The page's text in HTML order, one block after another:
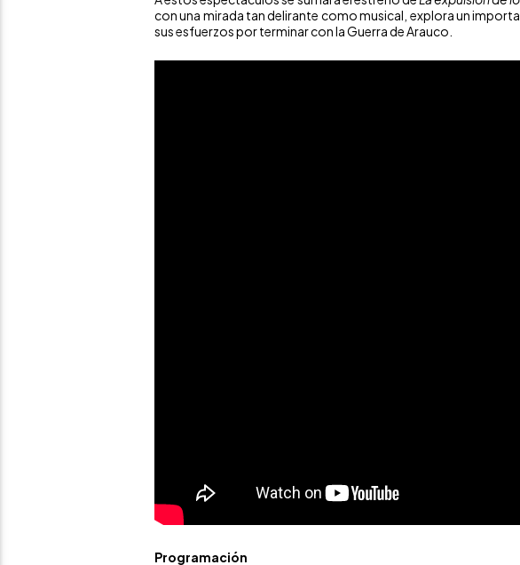
con una mirada tan delirante como musical, explora un
sus esfuerzos por terminar con la Guerra de Arauco.
Programación